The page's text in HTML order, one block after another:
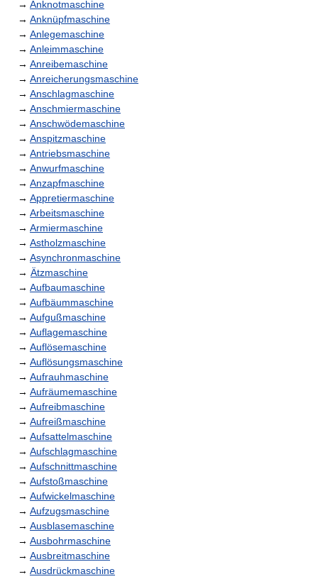
→ Anknotmaschine
→ Anknüpfmaschine
→ Anlegemaschine
→ Anleimmaschine
→ Anreibemaschine
→ Anreicherungsmaschine
→ Anschlagmaschine
→ Anschmiermaschine
→ Anschwödemaschine
→ Anspitzmaschine
→ Antriebsmaschine
→ Anwurfmaschine
→ Anzapfmaschine
→ Appretiermaschine
→ Arbeitsmaschine
→ Armiermaschine
→ Astholzmaschine
→ Asynchronmaschine
→ Ätzmaschine
→ Aufbaumaschine
→ Aufbäummaschine
→ Aufgußmaschine
→ Auflagemaschine
→ Auflösemaschine
→ Auflösungsmaschine
→ Aufrauhmaschine
→ Aufräumemaschine
→ Aufreibmaschine
→ Aufreißmaschine
→ Aufsattelmaschine
→ Aufschlagmaschine
→ Aufschnittmaschine
→ Aufstoßmaschine
→ Aufwickelmaschine
→ Aufzugsmaschine
→ Ausblasemaschine
→ Ausbohrmaschine
→ Ausbreitmaschine
→ Ausdrückmaschine